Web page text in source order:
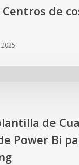
de
de
Power Bi